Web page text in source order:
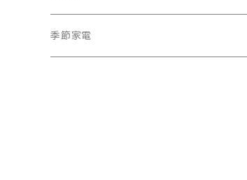
カーペットクリーナー
シュレッダー
レディース
季節家電